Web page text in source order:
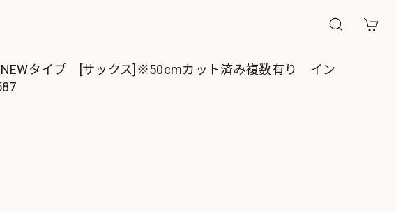
タイプ [サックス]※50cmカット済み複数有り イン